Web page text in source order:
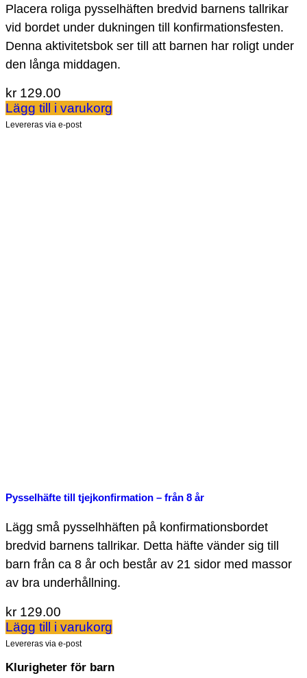
Placera roliga pysselhäften bredvid barnens tallrikar
vid bordet under dukningen till konfirmationsfesten.
Denna aktivitetsbok ser till att barnen har roligt under
den långa middagen.
kr 129.00
Lägg till i varukorg
Levereras via e-post
Pysselhäfte till tjejkonfirmation – från 8 år
Lägg små pysselhhäften på konfirmationsbordet
bredvid barnens tallrikar. Detta häfte vänder sig till
barn från ca 8 år och består av 21 sidor med massor
av bra underhållning.
kr 129.00
Lägg till i varukorg
Levereras via e-post
Klurigheter för barn